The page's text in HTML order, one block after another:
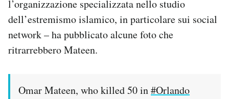
l’organizzazione specializzata nello studio
dell’estremismo islamico, in particolare sui social
network – ha pubblicato alcune foto che
ritrarrebbero Mateen.
Omar Mateen, who killed 50 in#Orlando